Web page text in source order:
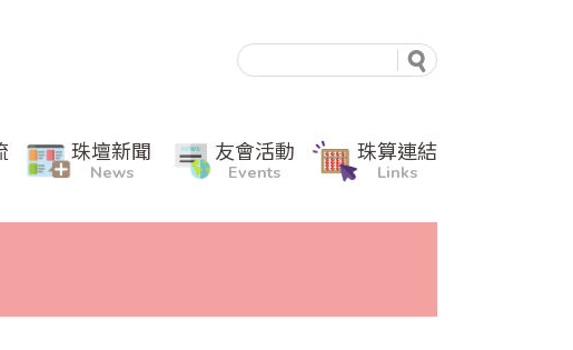
珠壇新聞
News
友會活動
Events
珠算連結
Links